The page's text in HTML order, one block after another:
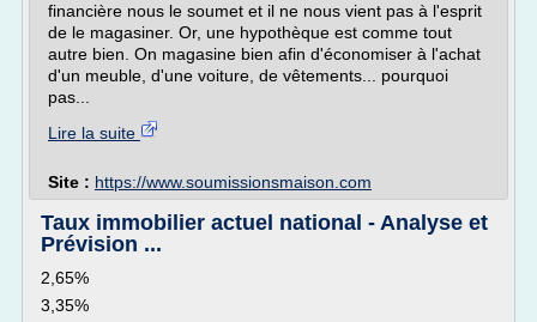
financière nous le soumet et il ne nous vient pas à l'esprit
de le magasiner. Or, une hypothèque est comme tout
autre bien. On magasine bien afin d'économiser à l'achat
d'un meuble, d'une voiture, de vêtements... pourquoi
pas...
Lire la suite
Site : https://www.soumissionsmaison.com
Taux immobilier actuel national - Analyse et
Prévision ...
2,65%
3,35%